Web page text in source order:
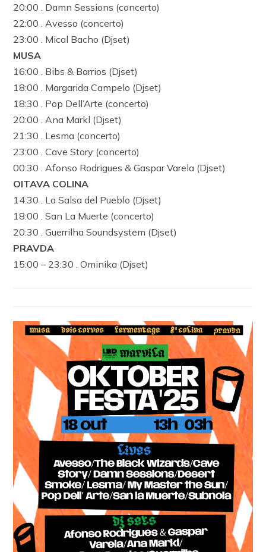
20:00 . Damn Sessions (concerto)
22:00 . Avesso (concerto)
23:00 . Mical Bacho (Djset)
MUSA
16:00 . Bibs & Barrios (Djset)
18:00 . Margarida Campelo (Djset)
18:30 . Pop Dell’Arte (concerto)
20:00 . Ana Markl (Djset)
21:30 . Lesma (concerto)
23:00 . Cave Story (concerto)
00:30 . Afonso Rodrigues & Gaspar Varela (Djset)
OITAVA COLINA
14:30 . La Salsa del Pueblo (Djset)
18:00 . San La Muerte (concerto)
20:30 . Guerrilha Soundsystem (Djset)
PRAVDA
15:00 – 23:30 . Ominika (Djset)